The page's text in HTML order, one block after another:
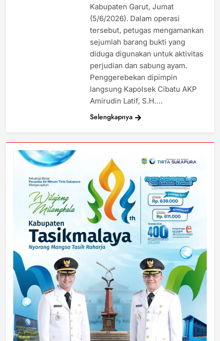
Kabupaten Garut, Jumat
(5/6/2026). Dalam operasi
tersebut, petugas mengamankan
sejumlah barang bukti yang
diduga digunakan untuk aktivitas
perjudian dan sabung ayam.
Penggerebekan dipimpin
langsung Kapolsek Cibatu AKP
Amirudin Latif, S.H….
Selengkapnya